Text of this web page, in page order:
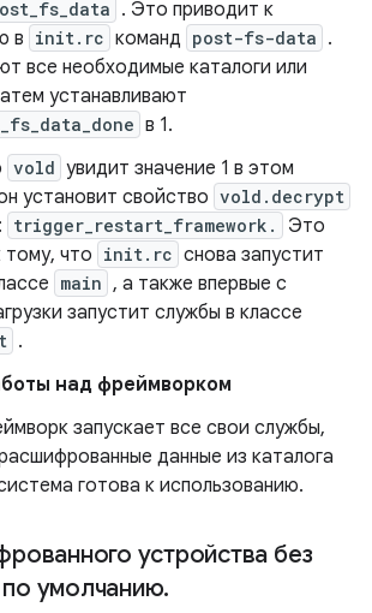
. Это приводит к
в init.rc команд post-fs-data .
все необходимые каталоги или
устанавливают
в 1.
vold увидит значение 1 в этом
установит свойство vold.decrypt
trigger_restart_framework.
Это
тому, что init.rc снова запустит
main , а также впервые с
запустит службы в классе
.
над фреймворком
запускает все свои службы,
данные из каталога
готова к использованию.
устройства без
умолчанию.